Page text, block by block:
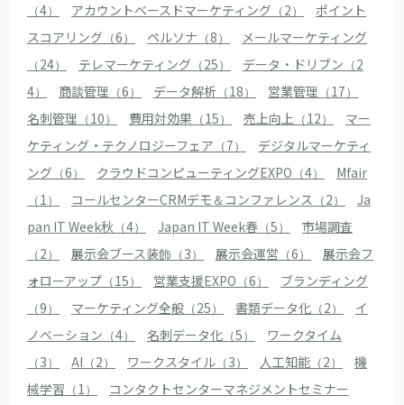
（4）
アカウントベースドマーケティング（2）
ポイント
スコアリング（6）
ペルソナ（8）
メールマーケティング
（24）
テレマーケティング（25）
データ・ドリブン（2
4）
商談管理（6） データ解析（18）
営業管理（17）
名刺管理（10）
費用対効果（15） 売上向上（12）
マー
ケティング・テクノロジーフェア（7）
デジタルマーケティ
ング（6）
クラウドコンピューティングEXPO（4）
Mfair
（1）
コールセンターCRMデモ＆コンファレンス（2）
Ja
pan IT Week秋（4）
Japan IT Week春（5）
市場調査
（2）
展示会ブース装飾（3） 展示会運営（6）
展示会フ
ォローアップ（15）
営業支援EXPO（6）
ブランディング
（9）
マーケティング全般（25） 書類データ化（2）
イ
ノベーション（4）
名刺データ化（5）
ワークタイム
（3）
AI（2） ワークスタイル（3） 人工知能（2）
機
械学習（1）
コンタクトセンターマネジメントセミナー